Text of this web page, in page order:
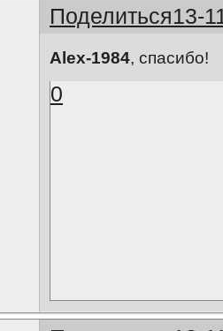
Поделиться13-
Alex-1984, спасибо!
0